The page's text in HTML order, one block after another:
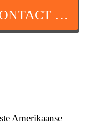
NEEM DAN HIER CONTACT OP
Amerikaanse